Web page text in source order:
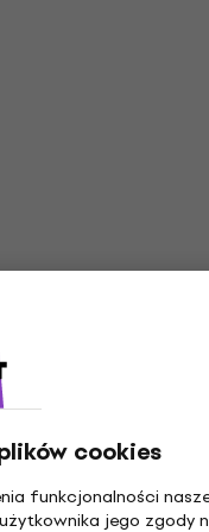
cookies
funkcjonalności
jego zgody